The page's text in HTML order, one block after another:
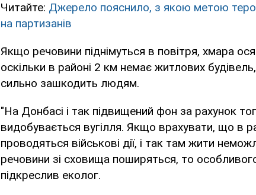
Читайте: Джерело пояснило, з якою метою
на партизанів
Якщо речовини піднімуться в повітря, хмара
оскільки в районі 2 км немає житлових
сильно зашкодить людям.
"На Донбасі і так підвищений фон за рахунок
видобувається вугілля. Якщо врахувати, що в
проводяться військові дії, і так там жити
речовини зі сховища поширяться, то
підкреслив еколог.